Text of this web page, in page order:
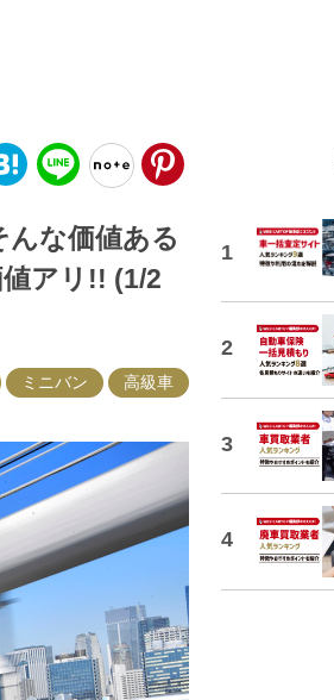
な価値ある
アリ!! (1/2
ミニバン 高級車